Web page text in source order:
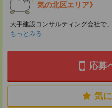
気の北区エリア》
大手建設コンサルティング会社で
もっとみる
応募
気